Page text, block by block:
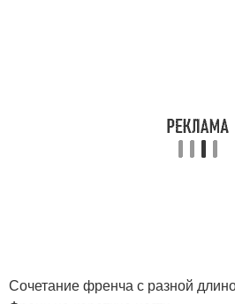
Лак для французского
Сочетание френча с разной